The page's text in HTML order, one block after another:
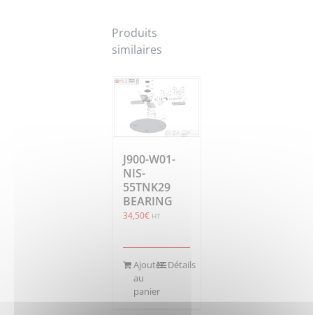
Produits
similaires
J900-W01-
NIS-
55TNK29
BEARING
34,50€ HT
Ajouter
au
panier
Détails